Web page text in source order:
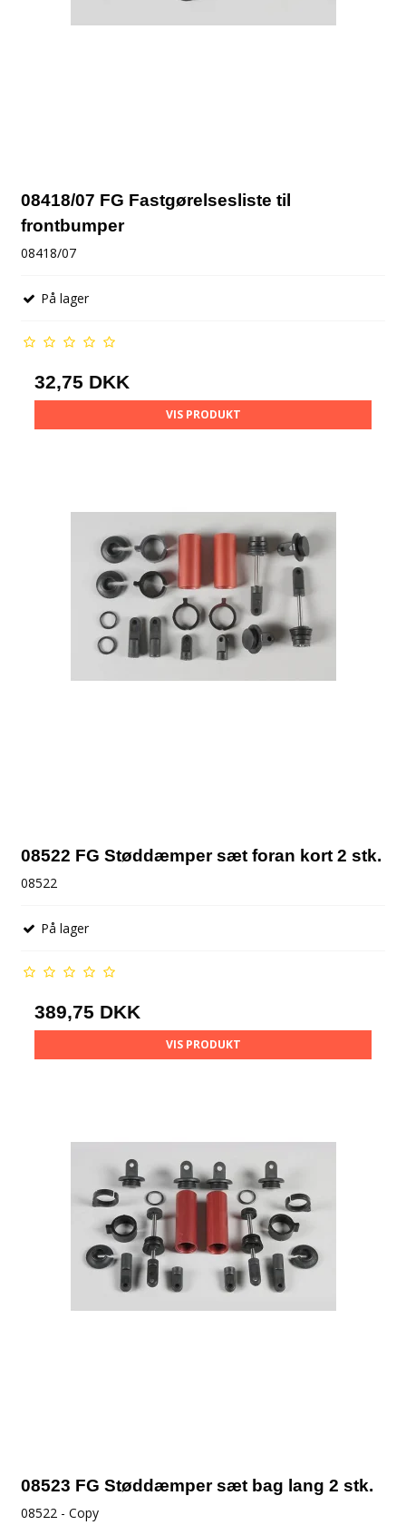
08418/07 FG Fastgørelsesliste til
frontbumper
08418/07
På lager
32,75 DKK
VIS PRODUKT
08522 FG Støddæmper sæt foran kort 2 stk.
08522
På lager
389,75 DKK
VIS PRODUKT
08523 FG Støddæmper sæt bag lang 2 stk.
08522 - Copy